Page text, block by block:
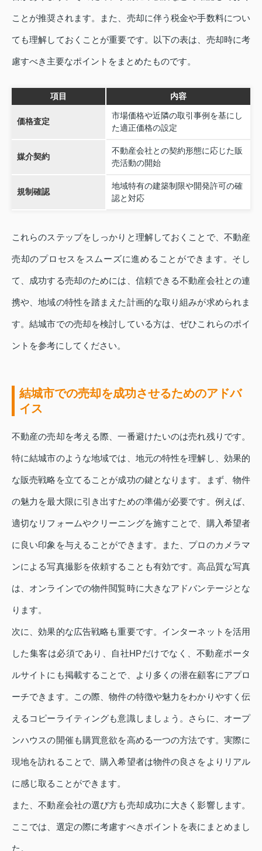
ことが推奨されます。また、売却に伴う税金や手数料につい
ても理解しておくことが重要です。以下の表は、売却時に考
慮すべき主要なポイントをまとめたものです。
項目 内容
価格査定
市場価格や近隣の取引事例を基にし
た適正価格の設定
媒介契約
不動産会社との契約形態に応じた販
売活動の開始
規制確認
地域特有の建築制限や開発許可の確
認と対応
これらのステップをしっかりと理解しておくことで、不動産
売却のプロセスをスムーズに進めることができます。そし
て、成功する売却のためには、信頼できる不動産会社との連
携や、地域の特性を踏まえた計画的な取り組みが求められま
す。結城市での売却を検討している方は、ぜひこれらのポイ
ントを参考にしてください。
結城市での売却を成功させるためのアドバ
イス
不動産の売却を考える際、一番避けたいのは売れ残りです。
特に結城市のような地域では、地元の特性を理解し、効果的
な販売戦略を立てることが成功の鍵となります。まず、物件
の魅力を最大限に引き出すための準備が必要です。例えば、
適切なリフォームやクリーニングを施すことで、購入希望者
に良い印象を与えることができます。また、プロのカメラマ
ンによる写真撮影を依頼することも有効です。高品質な写真
は、オンラインでの物件閲覧時に大きなアドバンテージとな
ります。
次に、効果的な広告戦略も重要です。インターネットを活用
した集客は必須であり、自社HPだけでなく、不動産ポータ
ルサイトにも掲載することで、より多くの潜在顧客にアプロ
ーチできます。この際、物件の特徴や魅力をわかりやすく伝
えるコピーライティングも意識しましょう。さらに、オープ
ンハウスの開催も購買意欲を高める一つの方法です。実際に
現地を訪れることで、購入希望者は物件の良さをよりリアル
に感じ取ることができます。
また、不動産会社の選び方も売却成功に大きく影響します。
ここでは、選定の際に考慮すべきポイントを表にまとめまし
た。